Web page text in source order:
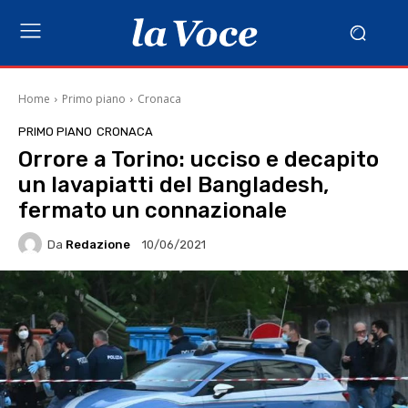
Home Primo piano Cronaca
PRIMO PIANO CRONACA
Orrore a Torino: ucciso e decapito
un lavapiatti del Bangladesh,
fermato un connazionale
Da Redazione 10/06/2021